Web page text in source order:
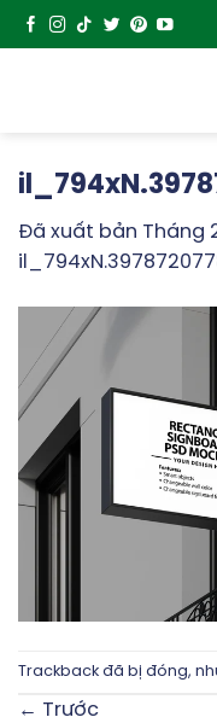
Chuyển
đến
Đã xuất bản Tháng
Trackback đã bị đóng,
← Trước